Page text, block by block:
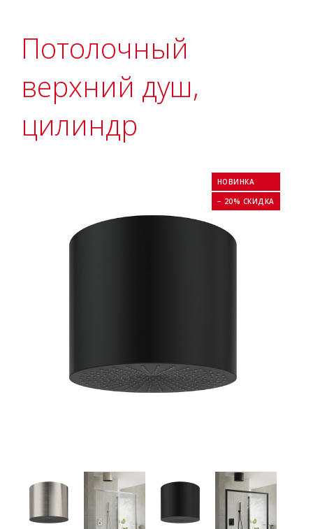
Потолочный
верхний душ,
цилиндр
НОВИНКА
− 20% СКИДКА